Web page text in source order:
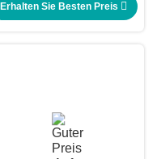
Erhalten Sie Besten Preis